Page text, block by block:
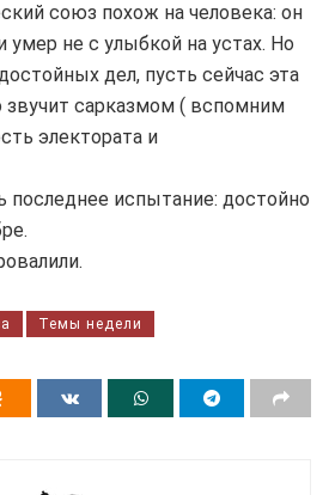
союз похож на человека: он
не с улыбкой на устах. Но
дел, пусть сейчас эта
звучит сарказмом ( вспомним
электората и
последнее испытание: достойно
Темы недели